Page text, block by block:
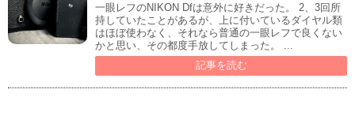
一眼レフのNIKON Dfは意外に好きだった。 2、3回所
持していたことがあるが、上に付いているダイヤル類
はほぼ使わなく、それなら普通の一眼レフで良くない
かと思い、その都度手放してしまった。 ...
記事を読む